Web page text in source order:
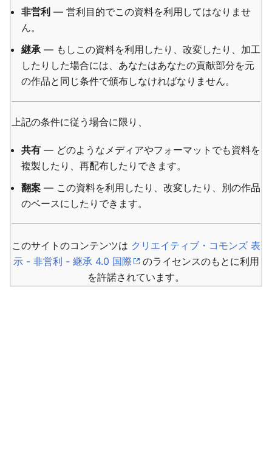
非営利 — 営利目的でこの資料を利用してはなりませ
ん。
継承— もしこの資料を利用したり、改変したり、加工
したりした場合には、あなたはあなたの貢献部分を元
の作品と同じ条件で頒布しなければなりません。
上記の条件に従う場合に限り、
共有 — どのようなメディアやフォーマットでも資料を
複製したり、再配布したりできます。
翻案 — この資料を利用したり、改変したり、別の作品
のベースにしたりできます。
このサイトのコンテンツは クリエイティブ・コモンズ 表
示 - 非営利 - 継承 4.0 国際
のライセンスのもとに利用
を許諾されています。